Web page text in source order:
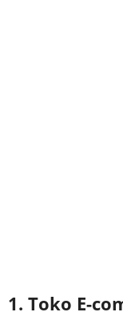
1. Toko E-